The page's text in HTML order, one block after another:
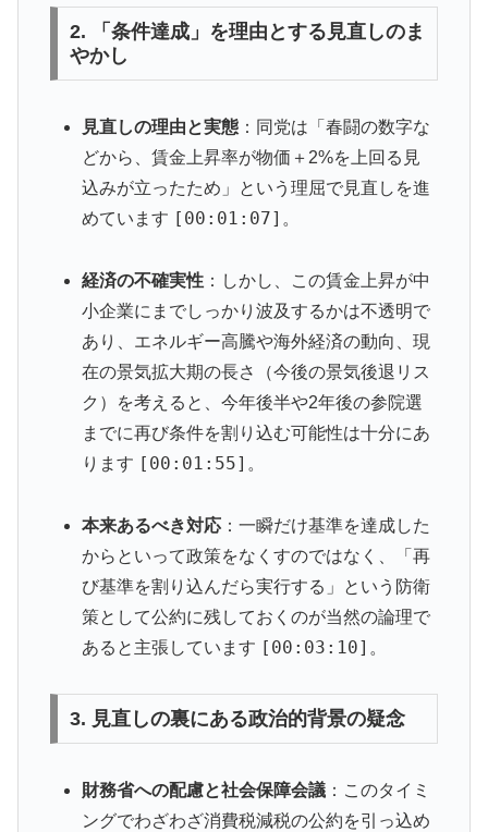
2. 「条件達成」を理由とする見直しのま
やかし
見直しの理由と実態：同党は「春闘の数字な
どから、賃金上昇率が物価＋2%を上回る見
込みが立ったため」という理屈で見直しを進
めています [00:01:07] 。
経済の不確実性：しかし、この賃金上昇が中
小企業にまでしっかり波及するかは不透明で
あり、エネルギー高騰や海外経済の動向、現
在の景気拡大期の長さ（今後の景気後退リス
ク）を考えると、今年後半や2年後の参院選
までに再び条件を割り込む可能性は十分にあ
ります [00:01:55] 。
本来あるべき対応：一瞬だけ基準を達成した
からといって政策をなくすのではなく、「再
び基準を割り込んだら実行する」という防衛
策として公約に残しておくのが当然の論理で
あると主張しています [00:03:10] 。
3. 見直しの裏にある政治的背景の疑念
財務省への配慮と社会保障会議：このタイミ
ングでわざわざ消費税減税の公約を引っ込め